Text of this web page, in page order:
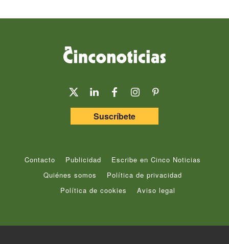
Suscríbete
Contacto Publicidad
Escribe en Cinco Noticias
Quiénes somos
Política de privacidad
Política de cookies
Aviso legal